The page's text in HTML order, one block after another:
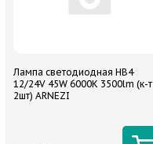
Лампа светодиодная HB4
12/24V 45W 6000K 3500lm (к-т
2шт) ARNEZI